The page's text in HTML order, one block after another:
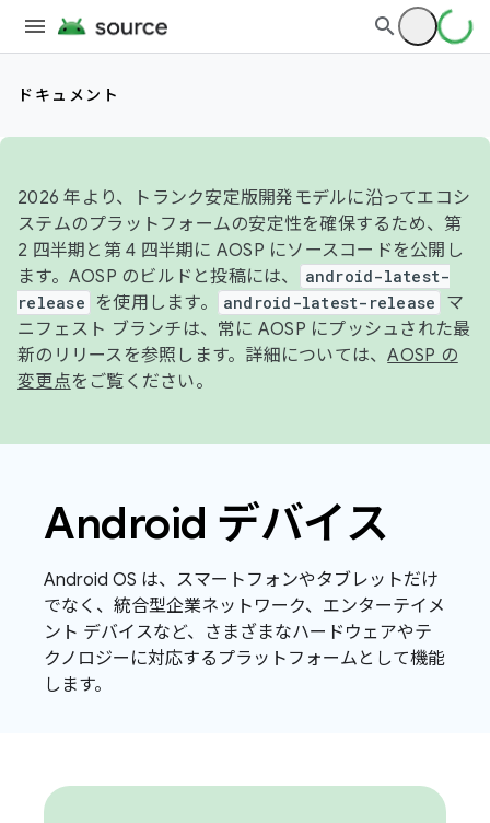
ドキュメント
2026 年より、トランク安定版開発モデルに沿ってエコシ
ステムのプラットフォームの安定性を確保するため、第
2 四半期と第 4 四半期に AOSP にソースコードを公開し
ます。AOSP のビルドと投稿には、
android-latest-
release
を使用します。 android-latest-release
マ
ニフェスト ブランチは、常に AOSP にプッシュされた最
新のリリースを参照します。詳細については、AOSP の
変更点をご覧ください。
Android デバイス
Android OS は、スマートフォンやタブレットだけ
でなく、統合型企業ネットワーク、エンターテイメ
ント デバイスなど、さまざまなハードウェアやテ
クノロジーに対応するプラットフォームとして機能
します。